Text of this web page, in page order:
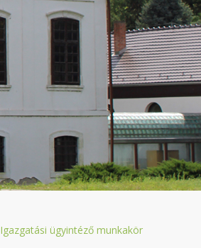
Igazgatási ügyintéző munkakör